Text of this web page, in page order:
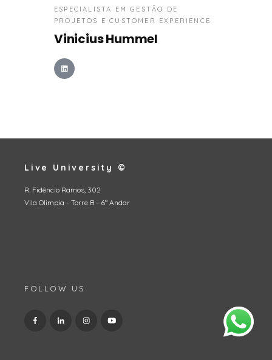
ESPECIALISTA EM GESTÃO DE
PROJETOS E CUSTOMER EXPERIENCE
Vinicius Hummel
Live University ©
R. Fidêncio Ramos, 302
Vila Olimpia - Torre B - 6º Andar
FOLLOW US